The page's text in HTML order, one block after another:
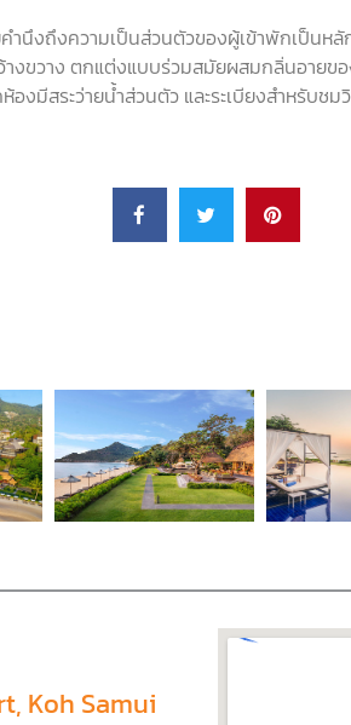
ำนึงถึงความเป็นส่วนตัวของผู้เข้าพักเป็นห
งขวาง ตกแต่งแบบร่วมสมัยผสมกลิ่นอายขอ
สระว่ายน้ำส่วนตัว และระเบียงสำหรับชมวิ
Koh Samui